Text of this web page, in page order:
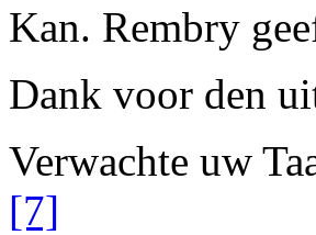
Kan. Rembry
Dank voor den
Verwachte uw
[7]